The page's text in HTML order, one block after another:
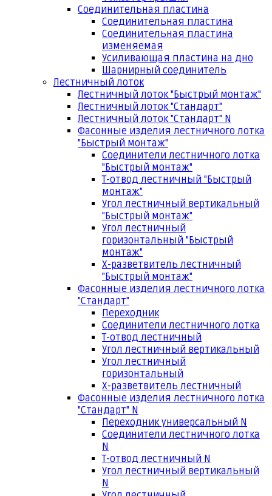
Соединительная пластина
Соединительная пластина
Соединительная пластина
изменяемая
Усиливающая пластина на дно
Шарнирный соединитель
Лестничный лоток
Лестничный лоток "Быстрый монтаж"
Лестничный лоток "Стандарт"
Лестничный лоток "Стандарт" N
Фасонные изделия лестничного лотка
"Быстрый монтаж"
Соединители лестничного лотка
"Быстрый монтаж"
Т-отвод лестничный "Быстрый
монтаж"
Угол лестничный вертикальный
"Быстрый монтаж"
Угол лестничный
горизонтальный "Быстрый
монтаж"
Х-разветвитель лестничный
"Быстрый монтаж"
Фасонные изделия лестничного лотка
"Стандарт"
Переходник
Соединители лестничного лотка
Т-отвод лестничный
Угол лестничный вертикальный
Угол лестничный
горизонтальный
Х-разветвитель лестничный
Фасонные изделия лестничного лотка
"Стандарт" N
Переходник универсальный N
Соединители лестничного лотка
N
Т-отвод лестничный N
Угол лестничный вертикальный
N